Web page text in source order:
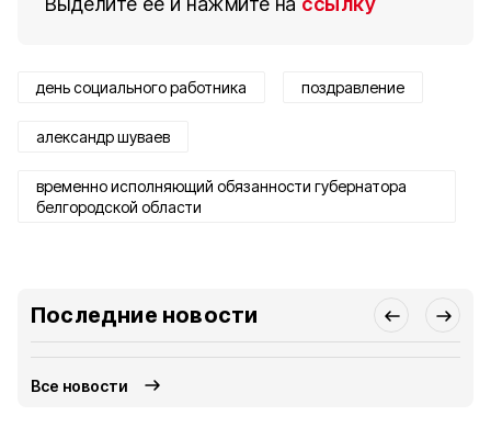
день социального работника поздравление
александр шуваев
временно исполняющий обязанности губернатора
белгородской области
Последние новости
Все новости